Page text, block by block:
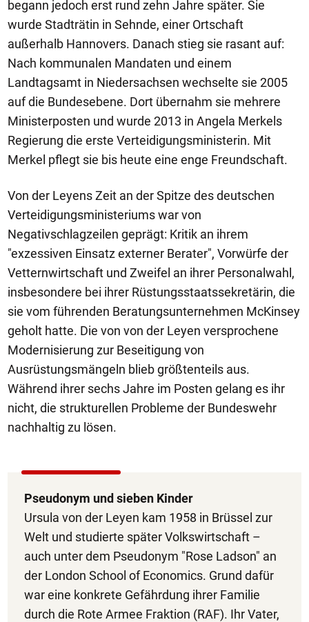
begann jedoch erst rund zehn Jahre später. Sie
wurde Stadträtin in Sehnde, einer Ortschaft
außerhalb Hannovers. Danach stieg sie rasant auf:
Nach kommunalen Mandaten und einem
Landtagsamt in Niedersachsen wechselte sie 2005
auf die Bundesebene. Dort übernahm sie mehrere
Ministerposten und wurde 2013 in Angela Merkels
Regierung die erste Verteidigungsministerin. Mit
Merkel pflegt sie bis heute eine enge Freundschaft.
Von der Leyens Zeit an der Spitze des deutschen
Verteidigungsministeriums war von
Negativschlagzeilen geprägt: Kritik an ihrem
"exzessiven Einsatz externer Berater", Vorwürfe der
Vetternwirtschaft und Zweifel an ihrer Personalwahl,
insbesondere bei ihrer Rüstungsstaatssekretärin, die
sie vom führenden Beratungsunternehmen McKinsey
geholt hatte. Die von von der Leyen versprochene
Modernisierung zur Beseitigung von
Ausrüstungsmängeln blieb größtenteils aus.
Während ihrer sechs Jahre im Posten gelang es ihr
nicht, die strukturellen Probleme der Bundeswehr
nachhaltig zu lösen.
Pseudonym und sieben Kinder
Ursula von der Leyen kam 1958 in Brüssel zur
Welt und studierte später Volkswirtschaft –
auch unter dem Pseudonym "Rose Ladson" an
der London School of Economics. Grund dafür
war eine konkrete Gefährdung ihrer Familie
durch die Rote Armee Fraktion (RAF). Ihr Vater,